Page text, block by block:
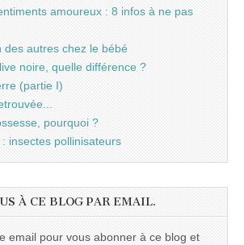
amoureux : 8 infos à ne pas
des autres chez le bébé
noire, quelle différence ?
(partie I)
pourquoi ?
insectes pollinisateurs
À CE BLOG PAR EMAIL.
email pour vous abonner à ce blog et